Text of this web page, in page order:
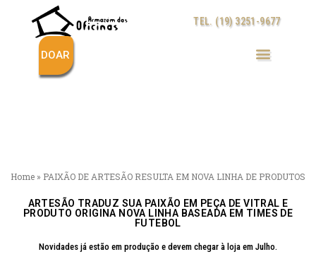
conteúdo
TEL. (19) 3251-9677
DOAR
Home » PAIXÃO DE ARTESÃO RESULTA EM NOVA LINHA DE PRODUTOS
ARTESÃO TRADUZ SUA PAIXÃO EM PEÇA DE VITRAL E
PRODUTO ORIGINA NOVA LINHA BASEADA EM TIMES DE
FUTEBOL
Novidades já estão em produção e devem chegar à loja em Julho.